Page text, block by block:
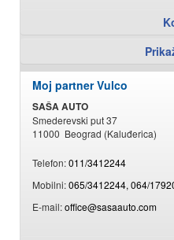
Moj partner Vulco
SAŠA AUTO
Smederevski put 37
11000 Beograd (Kaluđerica)
Telefon:011/3412244
Mobilni:065/3412244, 064/
E-mail:office@sasaauto.com